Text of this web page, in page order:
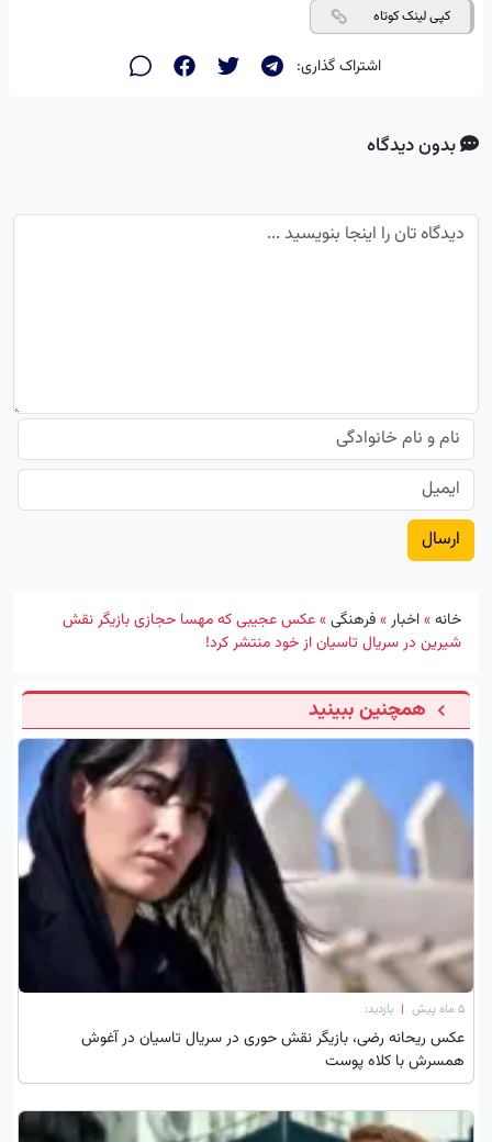
کپی لینک کوتاه
اشتراک گذاری:
بدون دیدگاه
خانه»اخبار»فرهنگی»عکس عجیبی که مهسا حجازی بازیگر نقش
شیرین در سریال تاسیان از خود منتشر کرد!
همچنین ببینید
۵ ماه پیش | بازدید:
عکس ریحانه رضی، بازیگر نقش حوری در سریال تاسیان در آغوش
همسرش با کلاه پوست